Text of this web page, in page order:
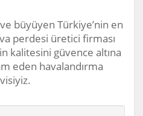
büyüyen Türkiye’nin en
perdesi üretici firması
kalitesini güvence altına
eden havalandırma